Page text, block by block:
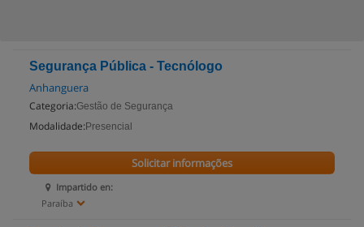
Segurança Pública - Tecnólogo
Anhanguera
Categoria:Gestão de Segurança
Modalidade: Presencial
Impartido en:
Paraíba
Solicitar informações